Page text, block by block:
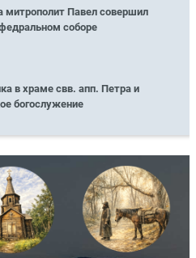
митрополит Павел совершил
соборе
в храме свв. апп. Петра и
богослужение